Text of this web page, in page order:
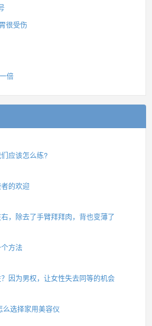
很受伤
倍
应该怎么练?
的欢迎
，除去了手臂拜拜肉，背也变薄了
个方法
因为男权，让女性失去同等的机会
么选择家用美容仪